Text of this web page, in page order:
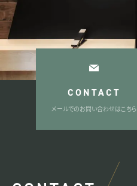
CONTACT
メールでのお問い合わせはこちら